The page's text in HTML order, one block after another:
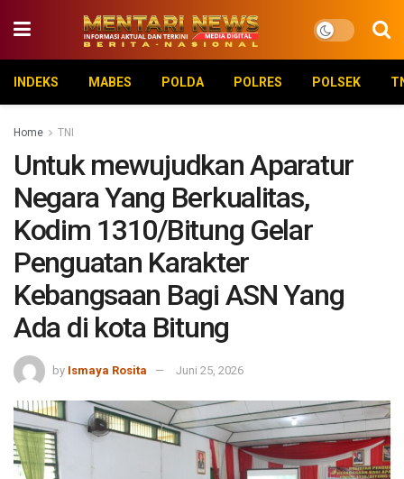
INDEKS MABES POLDA POLRES POLSEK
Home TNI
Untuk mewujudkan Aparatur
Negara Yang Berkualitas,
Kodim 1310/Bitung Gelar
Penguatan Karakter
Kebangsaan Bagi ASN Yang
Ada di kota Bitung
by Ismaya Rosita Juni 25, 2026